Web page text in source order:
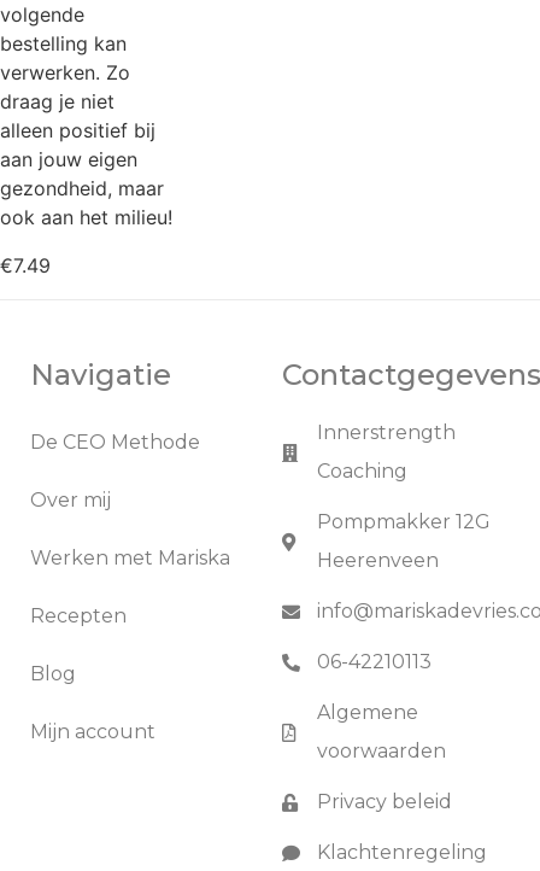
volgende
bestelling kan
verwerken. Zo
draag je niet
alleen positief bij
aan jouw eigen
gezondheid, maar
ook aan het milieu!
€7.49
Navigatie
De CEO Methode
Over mij
Werken met Mariska
Recepten
Blog
Mijn account
Contactgegevens
Innerstrength
Coaching
Pompmakker 12G
Heerenveen
06-42210113
Algemene
voorwaarden
Privacy beleid
Klachtenregeling